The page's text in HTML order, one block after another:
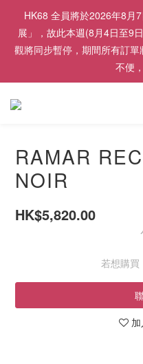
HK68 全員將於2026年8月
展」，故此本週(8月4日至9
觀將同步暫停，期間所有訂
不便
RAMAR
NOIR
HK$5,820.00
若想購買